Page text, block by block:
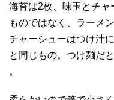
海苔は2枚、味玉とチャ
ものではなく、ラーメ
チャーシューはつけ汁
と同じもの。つけ麺だ
。